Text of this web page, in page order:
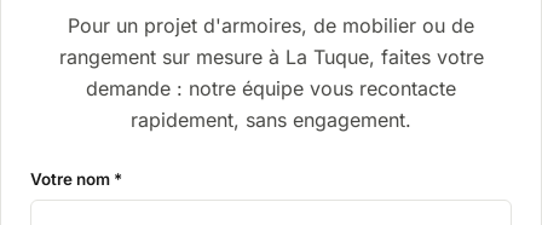
Pour un projet d'armoires, de mobilier ou de
rangement sur mesure à La Tuque, faites votre
demande : notre équipe vous recontacte
rapidement, sans engagement.
Votre nom *